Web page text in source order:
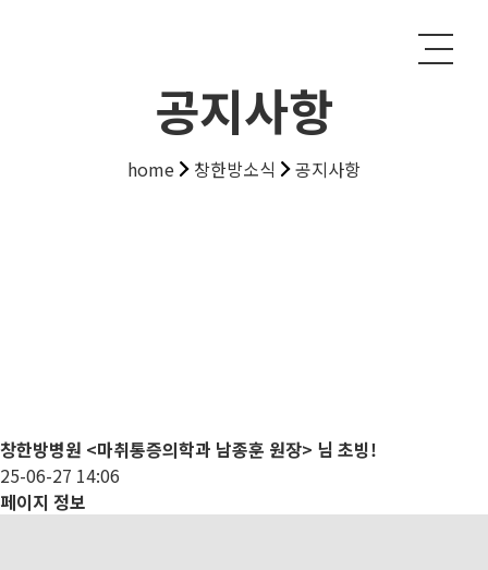
공지사항
home 창한방소식 공지사항
창한방병원 <마취통증의학과 남종훈 원장> 님 초빙!
25-06-27 14:06
페이지 정보